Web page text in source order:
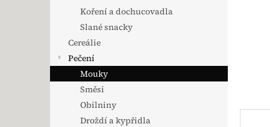
Koření a dochucovadla
Slané snacky
Cereálie
Pečení
Mouky
Směsi
Obilniny
Droždí a kypřidla